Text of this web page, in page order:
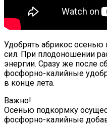
Удобрять абрикос
сил. При плодоношении
энергии. Сразу же после
фосфорно-калийные
в конце лета.
Важно!
Осенью подкормку
фосфорно-калийные